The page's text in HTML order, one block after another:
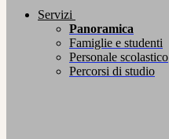
Servizi
Panoramica
Famiglie e studenti
Personale scolastico
Percorsi di studio